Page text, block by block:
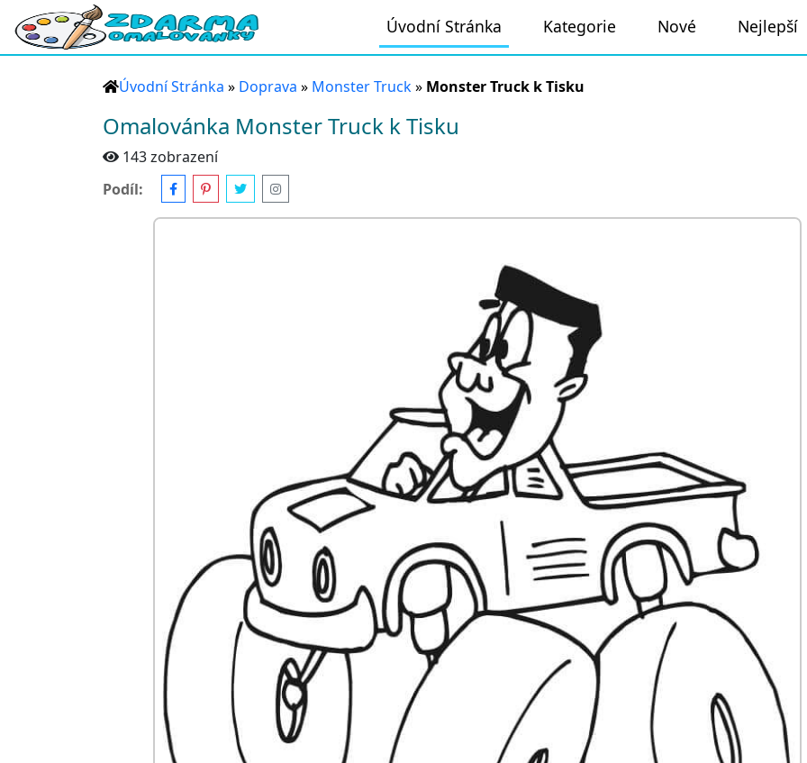
Úvodní Stránka Kategorie Nové Nejlepší
Úvodní Stránka » Doprava » Monster Truck» Monster Truck k Tisku
Omalovánka Monster Truck k Tisku
143 zobrazení
Podíl: